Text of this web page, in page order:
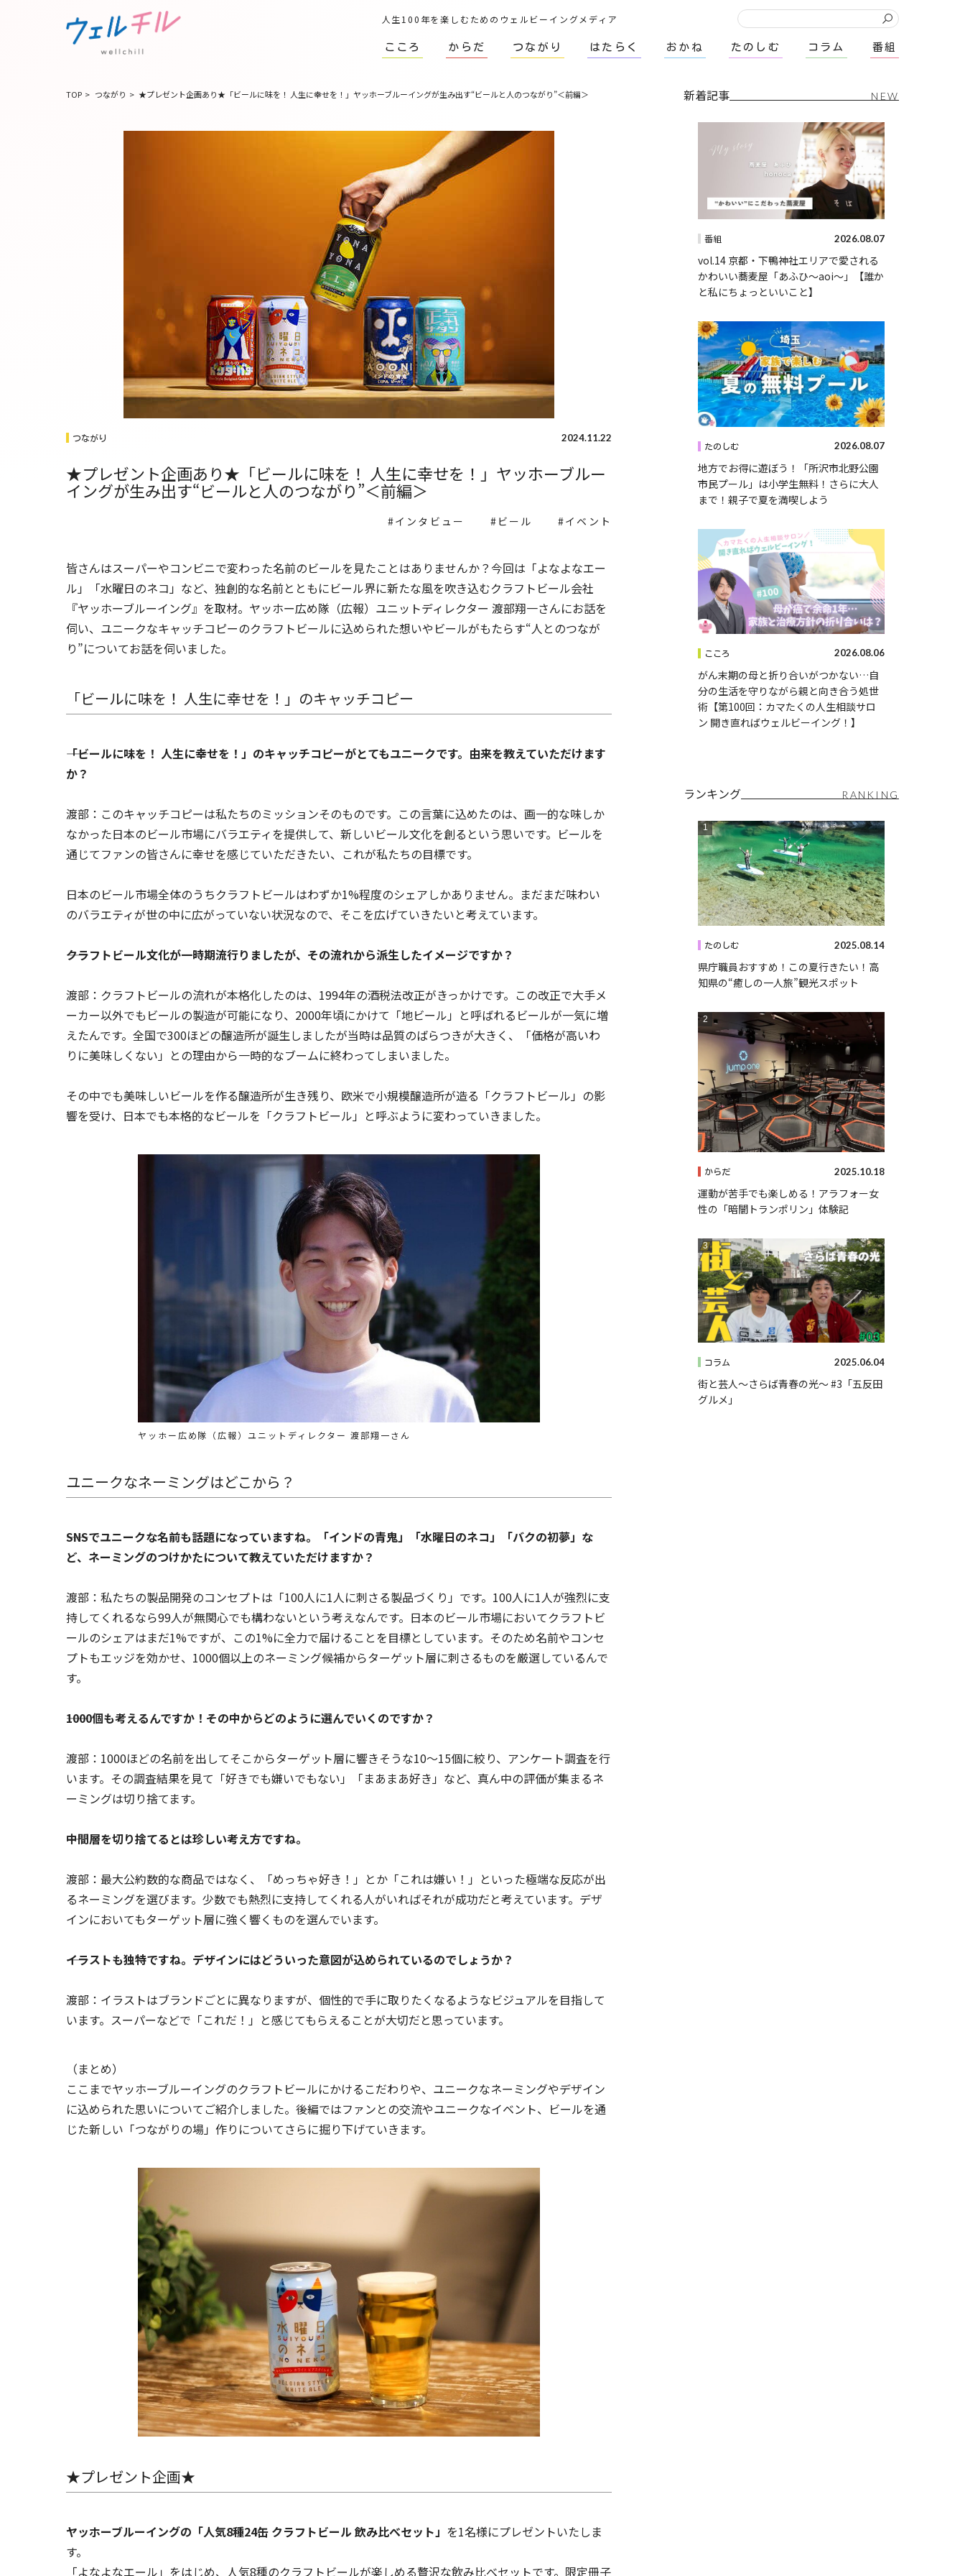
人生100年を楽しむためのウェルビーイングメディア
こころ からだ つながり はたらく おかね たのしむ コラム 番組
TOP > つながり > ★プレゼント企画あり★「ビールに味を！ 人生に幸せを！」ヤッホーブルーイングが生み出す“ビールと人のつながり”＜前編＞
つながり 2024.11.22
★プレゼント企画あり★「ビールに味を！ 人生に幸せを！」ヤッホーブルー
イングが生み出す“ビールと人のつながり”＜前編＞
インタビュー ビール イベント
皆さんはスーパーやコンビニで変わった名前のビールを見たことはありませんか？今回は「よなよなエー
ル」「水曜日のネコ」など、独創的な名前とともにビール界に新たな風を吹き込むクラフトビール会社
『ヤッホーブルーイング』を取材。ヤッホー広め隊（広報）ユニットディレクター 渡部翔一さんにお話を
伺い、ユニークなキャッチコピーのクラフトビールに込められた想いやビールがもたらす“人とのつなが
り”についてお話を伺いました。
「ビールに味を！ 人生に幸せを！」のキャッチコピー
――「ビールに味を！ 人生に幸せを！」のキャッチコピーがとてもユニークです。由来を教えていただけます
か？
渡部：このキャッチコピーは私たちのミッションそのものです。この言葉に込めたのは、画一的な味しか
なかった日本のビール市場にバラエティを提供して、新しいビール文化を創るという思いです。ビールを
通じてファンの皆さんに幸せを感じていただきたい、これが私たちの目標です。
日本のビール市場全体のうちクラフトビールはわずか1%程度のシェアしかありません。まだまだ味わい
のバラエティが世の中に広がっていない状況なので、そこを広げていきたいと考えています。
――クラフトビール文化が一時期流行りましたが、その流れから派生したイメージですか？
渡部：クラフトビールの流れが本格化したのは、1994年の酒税法改正がきっかけです。この改正で大手メ
ーカー以外でもビールの製造が可能になり、2000年頃にかけて「地ビール」と呼ばれるビールが一気に増
えたんです。全国で300ほどの醸造所が誕生しましたが当時は品質のばらつきが大きく、「価格が高いわ
りに美味しくない」との理由から一時的なブームに終わってしまいました。
その中でも美味しいビールを作る醸造所が生き残り、欧米で小規模醸造所が造る「クラフトビール」の影
響を受け、日本でも本格的なビールを「クラフトビール」と呼ぶように変わっていきました。
ヤッホー広め隊（広報）ユニットディレクター 渡部翔一さん
ユニークなネーミングはどこから？
――SNSでユニークな名前も話題になっていますね。「インドの青鬼」「水曜日のネコ」「バクの初夢」な
ど、ネーミングのつけかたについて教えていただけますか？
渡部：私たちの製品開発のコンセプトは「100人に1人に刺さる製品づくり」です。100人に1人が強烈に支
持してくれるなら99人が無関心でも構わないという考えなんです。日本のビール市場においてクラフトビ
ールのシェアはまだ1%ですが、この1%に全力で届けることを目標としています。そのため名前やコンセ
プトもエッジを効かせ、1000個以上のネーミング候補からターゲット層に刺さるものを厳選しているんで
す。
――1000個も考えるんですか！その中からどのように選んでいくのですか？
渡部：1000ほどの名前を出してそこからターゲット層に響きそうな10～15個に絞り、アンケート調査を行
います。その調査結果を見て「好きでも嫌いでもない」「まあまあ好き」など、真ん中の評価が集まるネ
ーミングは切り捨てます。
――中間層を切り捨てるとは珍しい考え方ですね。
渡部：最大公約数的な商品ではなく、「めっちゃ好き！」とか「これは嫌い！」といった極端な反応が出
るネーミングを選びます。少数でも熱烈に支持してくれる人がいればそれが成功だと考えています。デザ
インにおいてもターゲット層に強く響くものを選んでいます。
――イラストも独特ですね。デザインにはどういった意図が込められているのでしょうか？
渡部：イラストはブランドごとに異なりますが、個性的で手に取りたくなるようなビジュアルを目指して
います。スーパーなどで「これだ！」と感じてもらえることが大切だと思っています。
（まとめ）
ここまでヤッホーブルーイングのクラフトビールにかけるこだわりや、ユニークなネーミングやデザイン
に込められた思いについてご紹介しました。後編ではファンとの交流やユニークなイベント、ビールを通
じた新しい「つながりの場」作りについてさらに掘り下げていきます。
★プレゼント企画★
ヤッホーブルーイングの「人気8種24缶 クラフトビール 飲み比べセット」 を1名様にプレゼントいたしま
す。
「よなよなエール」をはじめ、人気8種のクラフトビールが楽しめる贅沢な飲み比べセットです。限定冊子
新着記事 NEW
番組 2026.08.07
vol.14 京都・下鴨神社エリアで愛される
かわいい蕎麦屋「あふひ〜aoi〜」【誰か
と私にちょっといいこと】
たのしむ 2026.08.07
地方でお得に遊ぼう！「所沢市北野公園
市民プール」は小学生無料！さらに大人
まで！親子で夏を満喫しよう
こころ 2026.08.06
がん末期の母と折り合いがつかない…自
分の生活を守りながら親と向き合う処世
術【第100回：カマたくの人生相談サロ
ン 開き直ればウェルビーイング！】
ランキング RANKING
たのしむ 2025.08.14
県庁職員おすすめ！この夏行きたい！高
知県の“癒しの一人旅”観光スポット
からだ 2025.10.18
運動が苦手でも楽しめる！アラフォー女
性の「暗闇トランポリン」体験記
コラム 2025.06.04
街と芸人～さらば青春の光～ #3「五反田
グルメ」